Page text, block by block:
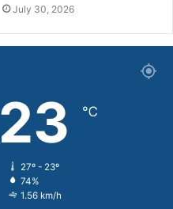
July 30, 2026
23 ℃
27º - 23º
74%
1.56 km/h